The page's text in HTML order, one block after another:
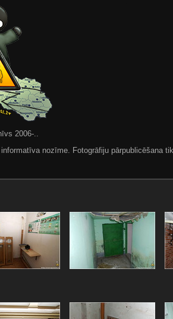
2006-..
nozīme. Fotogrāfiju pārpublicēšana